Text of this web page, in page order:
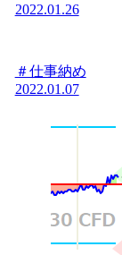
2022.01.26
＃仕事納め
2022.01.07